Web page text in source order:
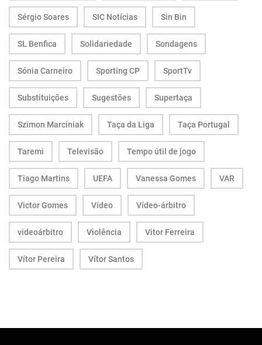
Sérgio Soares SIC Notícias Sin Bin
SL Benfica Solidariedade Sondagens
Sónia Carneiro Sporting CP SportTv
Substituições Sugestões Supertaça
Szimon Marciniak Taça da Liga Taça Portugal
Taremi Televisão Tempo útil de jogo
Tiago Martins UEFA Vanessa Gomes VAR
Victor Gomes Vídeo Vídeo-árbitro
videoárbitro Violência Vitor Ferreira
Vítor Pereira Vítor Santos